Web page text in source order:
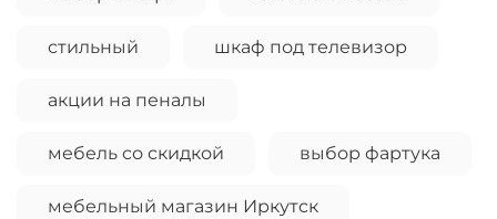
стильный шкаф под телевизор
акции на пеналы
мебель со скидкой выбор фартука
мебельный магазин Иркутск